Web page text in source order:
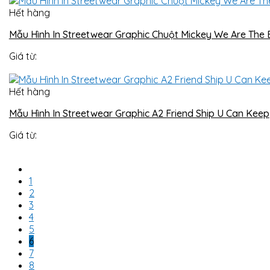
Hết hàng
Mẫu Hình In Streetwear Graphic Chuột Mickey We Are The
Giá từ:
Hết hàng
Mẫu Hình In Streetwear Graphic A2 Friend Ship U Can Keep
Giá từ:
1
2
3
4
5
6
7
8